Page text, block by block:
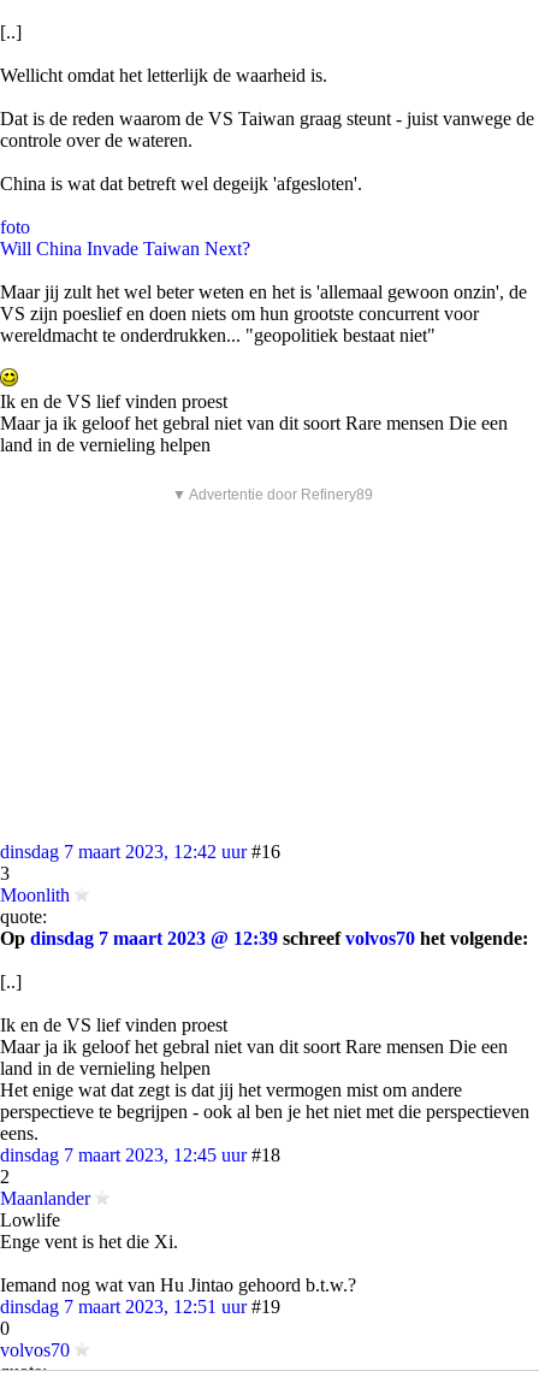
[..]
Wellicht omdat het letterlijk de waarheid is.
Dat is de reden waarom de VS Taiwan graag steunt - juist vanwege de
controle over de wateren.
China is wat dat betreft wel degeijk 'afgesloten'.
foto
Will China Invade Taiwan Next?
Maar jij zult het wel beter weten en het is 'allemaal gewoon onzin', de
VS zijn poeslief en doen niets om hun grootste concurrent voor
wereldmacht te onderdrukken... "geopolitiek bestaat niet"
Ik en de VS lief vinden proest
Maar ja ik geloof het gebral niet van dit soort Rare mensen Die een
land in de vernieling helpen
▼ Advertentie door Refinery89
dinsdag 7 maart 2023, 12:42 uur #16
3
Moonlith
quote:
Op dinsdag 7 maart 2023 @ 12:39 schreefvolvos70 het volgende:
[..]
Ik en de VS lief vinden proest
Maar ja ik geloof het gebral niet van dit soort Rare mensen Die een
land in de vernieling helpen
Het enige wat dat zegt is dat jij het vermogen mist om andere
perspectieve te begrijpen - ook al ben je het niet met die perspectieven
eens.
dinsdag 7 maart 2023, 12:45 uur #18
2
Maanlander
Lowlife
Enge vent is het die Xi.
Iemand nog wat van Hu Jintao gehoord b.t.w.?
dinsdag 7 maart 2023, 12:51 uur #19
0
volvos70
quote: